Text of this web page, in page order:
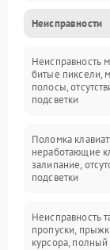
Устройства
Программные
Батарея
Сеть и
Неисправности
Неисправность
битые пиксели,
полосы,
подсветки
Поломка
неработающие
залипание,
подсветки
Неисправность
пропуски,
курсора, полный